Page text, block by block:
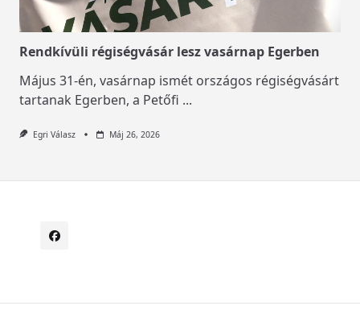
Rendkívüli régiségvásár lesz vasárnap Egerben
Május 31-én, vasárnap ismét országos régiségvásárt
tartanak Egerben, a Petőfi ...
Egri Válasz Máj 26, 2026